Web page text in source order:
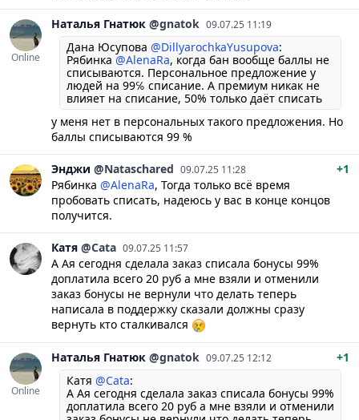
Online
Наталья Гнатюк @gnatok 09.07.25 11:19
Дана Юсупова @DillyarochkaYusupova:
Рябинка @AlenaRa, когда бан вообще баллы не
списываются. Персональное предложение у
людей на 99℅ списание. А премиум никак не
влияет на списание, 50% только даёт списать
у меня нет в персональных такого предложения. Но
баллы списываются 99 %
Энджи @Nataschared 09.07.25 11:28
+1
Рябинка @AlenaRa, Тогда только всё время
пробовать списать, надеюсь у вас в конце концов
получится.
Катя @Cata 09.07.25 11:57
А Ая сегодня сделала заказ списала бонусы 99%
доплатила всего 20 руб а мне взяли и отменили
заказ бонусы не вернули что делать теперь
написала в поддержку сказали должны сразу
вернуть кто сталкивался
Online
Наталья Гнатюк @gnatok 09.07.25 12:12
+1
Катя @Cata:
А Ая сегодня сделала заказ списала бонусы 99%
доплатила всего 20 руб а мне взяли и отменили